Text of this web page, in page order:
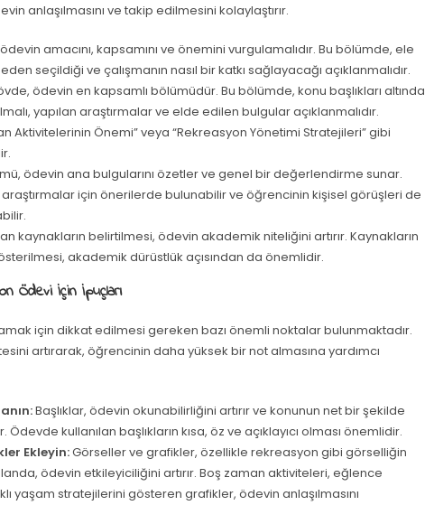
anlaşılmasını ve takip edilmesini kolaylaştırır.
amacını, kapsamını ve önemini vurgulamalıdır. Bu bölümde, ele
seçildiği ve çalışmanın nasıl bir katkı sağlayacağı açıklanmalıdır.
ödevin en kapsamlı bölümüdür. Bu bölümde, konu başlıkları altında
yapılan araştırmalar ve elde edilen bulgular açıklanmalıdır.
Aktivitelerinin Önemi” veya “Rekreasyon Yönetimi Stratejileri” gibi
ödevin ana bulgularını özetler ve genel bir değerlendirme sunar.
için önerilerde bulunabilir ve öğrencinin kişisel görüşleri de
kaynakların belirtilmesi, ödevin akademik niteliğini artırır. Kaynakların
akademik dürüstlük açısından da önemlidir.
Ödevi İçin İpuçları
için dikkat edilmesi gereken bazı önemli noktalar bulunmaktadır.
artırarak, öğrencinin daha yüksek bir not almasına yardımcı
Başlıklar, ödevin okunabilirliğini artırır ve konunun net bir şekilde
Ödevde kullanılan başlıkların kısa, öz ve açıklayıcı olması önemlidir.
Ekleyin:Görseller ve grafikler, özellikle rekreasyon gibi görselliğin
ödevin etkileyiciliğini artırır. Boş zaman aktiviteleri, eğlence
yaşam stratejilerini gösteren grafikler, ödevin anlaşılmasını